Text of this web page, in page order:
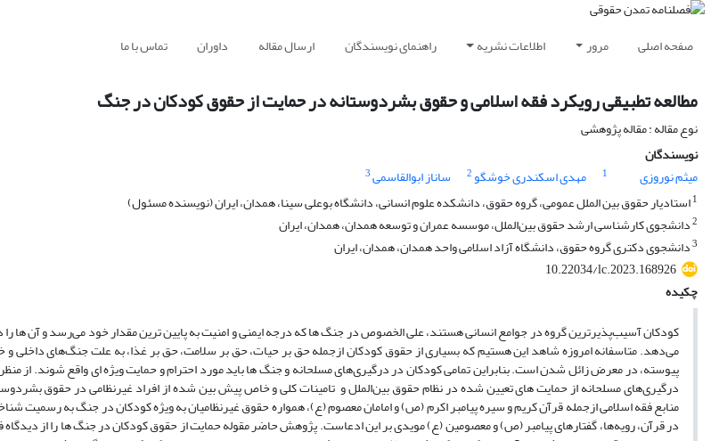
صفحه اصلی مرور اطلاعات نشریه راهنمای نویسندگان ارسال مقاله داوران تماس با ما
مطالعه تطبیقی رویکرد فقه اسلامی و حقوق بشردوستانه در حمایت از حقوق کودکان در جنگ
نوع مقاله : مقاله پژوهشی
نویسندگان
میثم نوروزی
1 مهدی اسکندری خوشگو2 ساناز ابوالقاسمی3
1استادیار حقوق بین الملل عمومی، گروه حقوق، دانشکده علوم انسانی، دانشگاه بوعلی سینا، همدان، ایران (نویسنده مسئول)
2دانشجوی کارشناسی ارشد حقوق بین‌الملل، موسسه عمران و توسعه همدان، همدان، ایران
3دانشجوی دکتری گروه حقوق، دانشگاه آزاد اسلامی واحد همدان، همدان، ایران
10.22034/lc.2023.168926
چکیده
کودکان آسیب‌پذیرترین گروه در جوامع انسانی هستند، علی الخصوص در جنگ ها که درجه ایمنی و امنیت به پایین ترین مقدار خود می‌رسد و آن ها
می‌دهد. متاسفانه امروزه شاهد این هستیم که بسیاری از حقوق کودکان ازجمله حق بر حیات، حق بر سلامت، حق بر غذا، به علت جنگ‌های داخلی
پیوسته، در معرض زائل شدن است. بنابراین تمامی کودکان در درگیری‌های مسلحانه و جنگ ها باید مورد احترام و حمایت ویژه ای واقع شوند. از
درگیری‌های مسلحانه از حمایت های تعیین شده در نظام حقوق بین‌الملل و تامینات کلی و خاص پیش بین شده از افراد غیرنظامی در حقوق
منابع فقه اسلامی ازجمله قرآن کریم و سیره پیامبر اکرم (ص) و امامان معصوم (ع)، همواره حقوق غیرنظامیان به ویژه کودکان در جنگ به رسمیت
در قرآن، رویه‌ها، گفتارهای پیامبر (ص) و معصومین (ع) مویدی بر این ادعاست. پژوهش حاضر مقوله حمایت از حقوق کودکان در جنگ ها را از